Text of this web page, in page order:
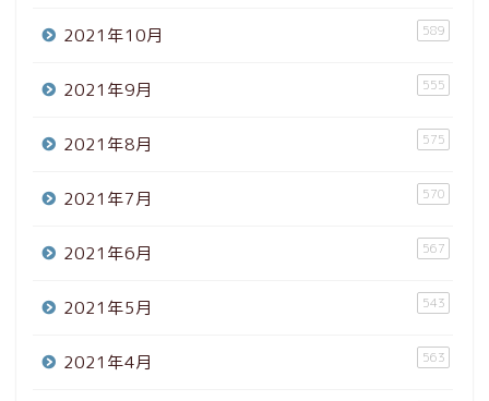
2021年10月 589
2021年9月 555
2021年8月 575
2021年7月 570
2021年6月 567
2021年5月 543
2021年4月 563